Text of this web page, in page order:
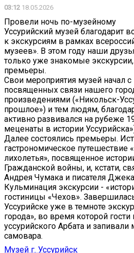
03:12 18.05.2026
Провели ночь по-музейному
Уссурийский музей благодарит
к экскурсиям в рамках
музеев». В этом году наши
только уже знакомые
премьеры.
Свои мероприятия музей начал с
посвященных связи нашего
произведениями («Никольск-
прошлое») и тем людям,
активно развивался на рубеже
меценаты в истории
Далее состоялись премьеры.
гастрономическое путешествие
лихолетья», посвященное
Гражданской войны, и, кстати,
Андрея Чумака и писателя
Кульминация экскурсии -
гостиницы «Чехов».
Уссурийске уже в темноте
города», во время которой
уссурийского Арбата и запивали
самовара.
Музей г. Уссурийск